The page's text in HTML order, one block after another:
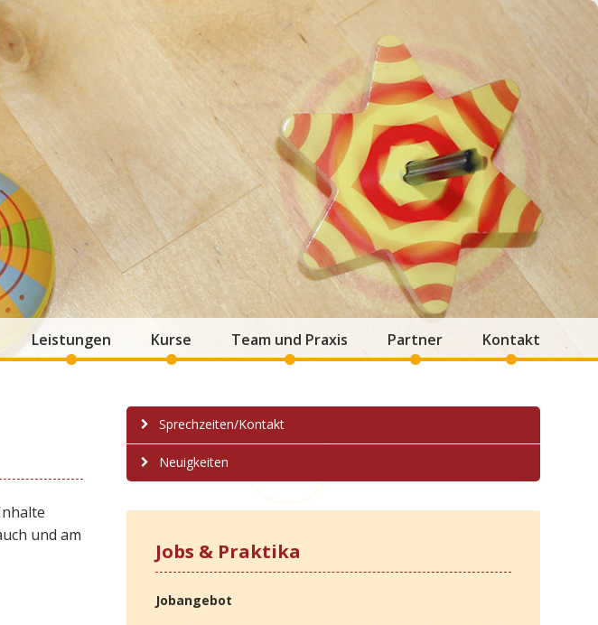
Leistungen Kurse Team und Praxis Partner Kontakt
und am
Sprechzeiten/Kontakt
Neuigkeiten
Jobs & Praktika
Jobangebot